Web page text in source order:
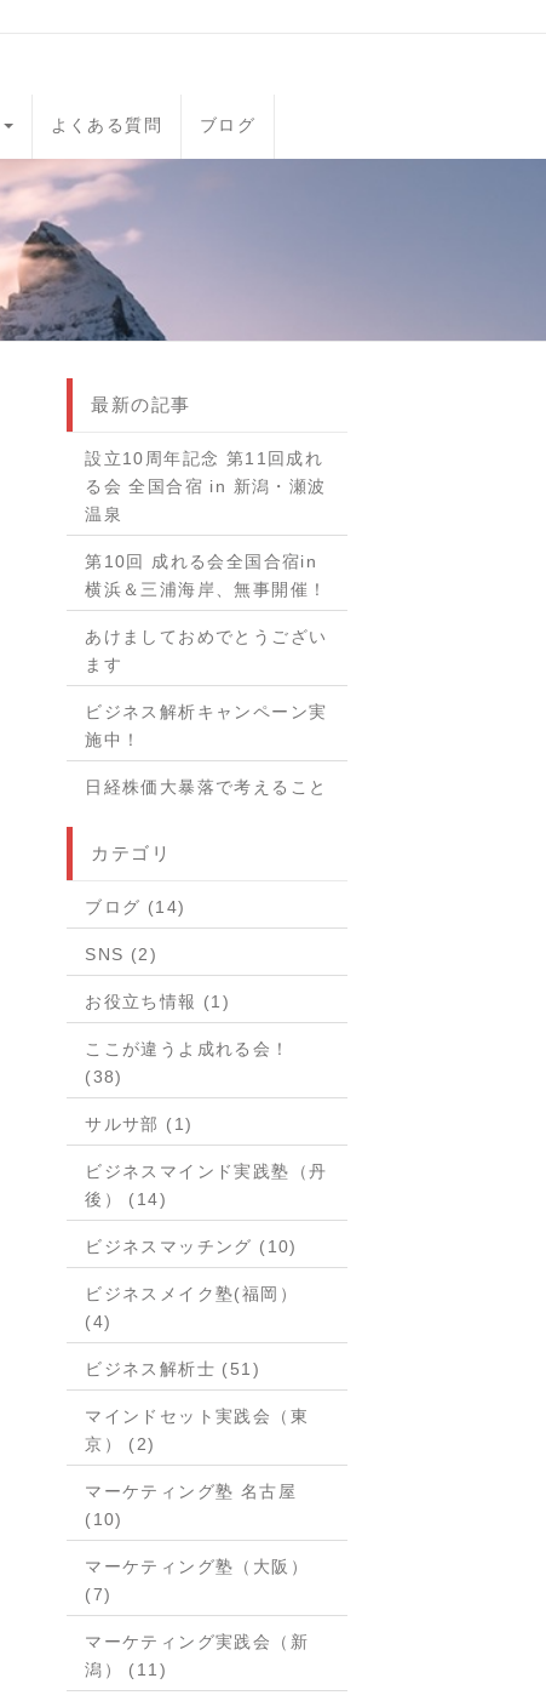
よくある質問 ブログ
最新の記事
設立10周年記念 第11回成れ
る会 全国合宿 in 新潟・瀬波
温泉
第10回 成れる会全国合宿in
横浜＆三浦海岸、無事開催！
あけましておめでとうござい
ます
ビジネス解析キャンペーン実
施中！
日経株価大暴落で考えること
カテゴリ
ブログ (14)
SNS (2)
お役立ち情報 (1)
ここが違うよ成れる会！
(38)
サルサ部 (1)
ビジネスマインド実践塾（丹
後） (14)
ビジネスマッチング (10)
ビジネスメイク塾(福岡）
(4)
ビジネス解析士 (51)
マインドセット実践会（東
京） (2)
マーケティング塾 名古屋
(10)
マーケティング塾（大阪）
(7)
マーケティング実践会（新
潟） (11)